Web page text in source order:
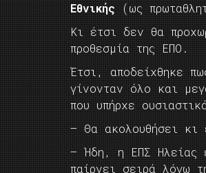
Εθνικής (ως
Κι έτσι δεν θα
προθεσμία της ΕΠΟ.
Έτσι, αποδείχθηκε
γίνονταν όλο και
που υπήρχε
– Θα ακολουθήσει κι
– Ήδη, η ΕΠΣ Ηλείας
παίρνει σειρά λόγω